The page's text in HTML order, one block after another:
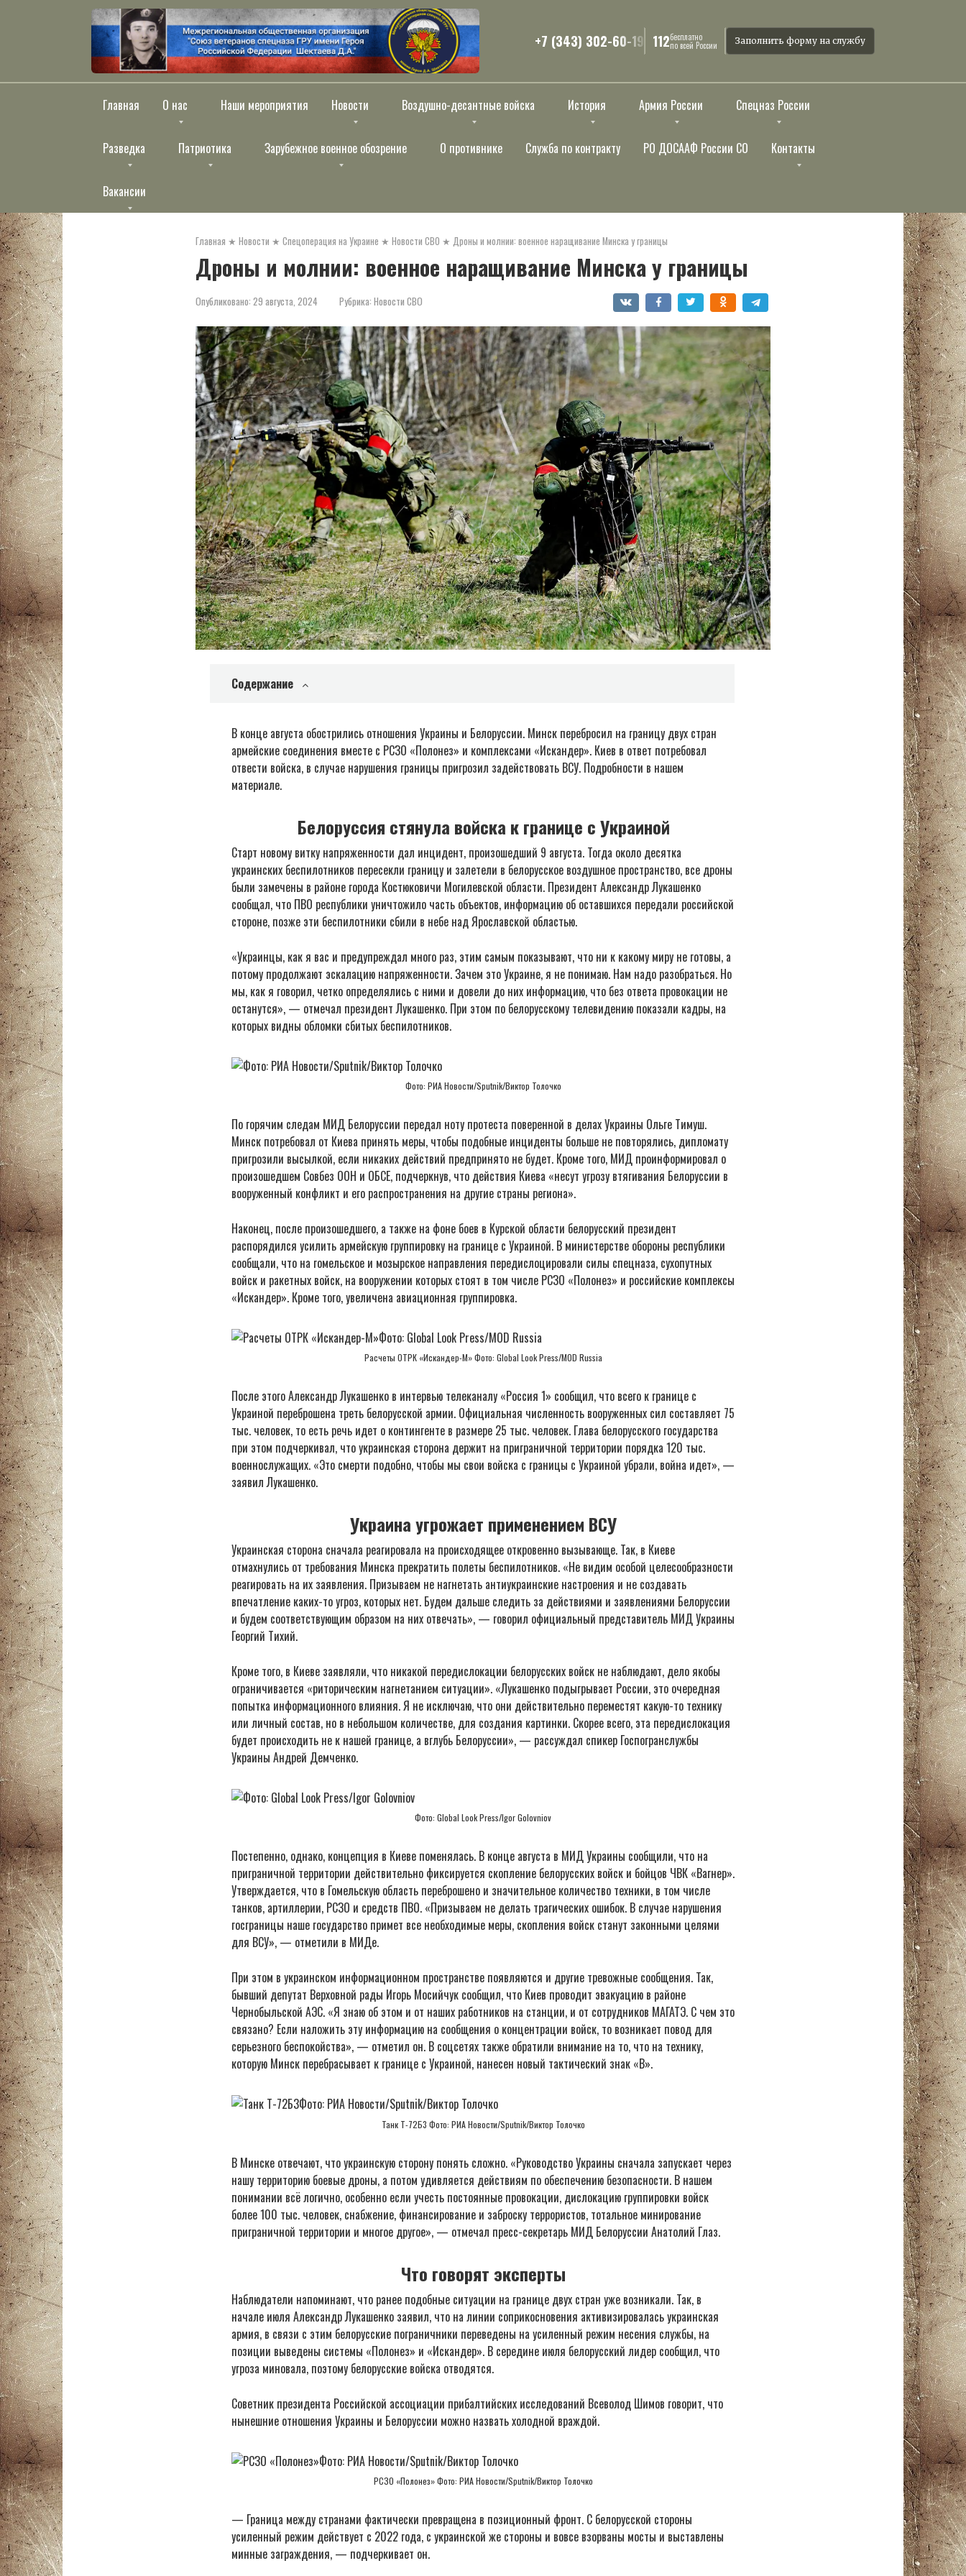
+7 (343) 302-60-19 112бесплатно
по всей России Заполнить форму на службу
Главная О нас Наши мероприятия Новости Воздушно-десантные войска История Армия России Спецназ России
Разведка Патриотика Зарубежное военное обозрение О противнике Служба по контракту РО ДОСААФ России СО Контакты
Вакансии
Главная ★ Новости ★ Спецоперация на Украине ★ Новости СВО ★ Дроны и молнии: военное наращивание Минска у границы
Дроны и молнии: военное наращивание Минска у границы
Опубликовано: 29 августа, 2024 Рубрика: Новости СВО
Содержание
В конце августа обострились отношения Украины и Белоруссии. Минск перебросил на границу двух стран
армейские соединения вместе с РСЗО «Полонез» и комплексами «Искандер». Киев в ответ потребовал
отвести войска, в случае нарушения границы пригрозил задействовать ВСУ. Подробности в нашем
материале.
Белоруссия стянула войска к границе с Украиной
Старт новому витку напряженности дал инцидент, произошедший 9 августа. Тогда около десятка
украинских беспилотников пересекли границу и залетели в белорусское воздушное пространство, все дроны
были замечены в районе города Костюковичи Могилевской области. Президент Александр Лукашенко
сообщал, что ПВО республики уничтожило часть объектов, информацию об оставшихся передали российской
стороне, позже эти беспилотники сбили в небе над Ярославской областью.
«Украинцы, как я вас и предупреждал много раз, этим самым показывают, что ни к какому миру не готовы, а
потому продолжают эскалацию напряженности. Зачем это Украине, я не понимаю. Нам надо разобраться. Но
мы, как я говорил, четко определялись с ними и довели до них информацию, что без ответа провокации не
останутся», — отмечал президент Лукашенко. При этом по белорусскому телевидению показали кадры, на
которых видны обломки сбитых беспилотников.
Фото: РИА Новости/Sputnik/Виктор Толочко
По горячим следам МИД Белоруссии передал ноту протеста поверенной в делах Украины Ольге Тимуш.
Минск потребовал от Киева принять меры, чтобы подобные инциденты больше не повторялись, дипломату
пригрозили высылкой, если никаких действий предпринято не будет. Кроме того, МИД проинформировал о
произошедшем Совбез ООН и ОБСЕ, подчеркнув, что действия Киева «несут угрозу втягивания Белоруссии в
вооруженный конфликт и его распространения на другие страны региона».
Наконец, после произошедшего, а также на фоне боев в Курской области белорусский президент
распорядился усилить армейскую группировку на границе с Украиной. В министерстве обороны республики
сообщали, что на гомельское и мозырское направления передислоцировали силы спецназа, сухопутных
войск и ракетных войск, на вооружении которых стоят в том числе РСЗО «Полонез» и российские комплексы
«Искандер». Кроме того, увеличена авиационная группировка.
Расчеты ОТРК «Искандер-М» Фото: Global Look Press/MOD Russia
После этого Александр Лукашенко в интервью телеканалу «Россия 1» сообщил, что всего к границе с
Украиной переброшена треть белорусской армии. Официальная численность вооруженных сил составляет 75
тыс. человек, то есть речь идет о контингенте в размере 25 тыс. человек. Глава белорусского государства
при этом подчеркивал, что украинская сторона держит на приграничной территории порядка 120 тыс.
военнослужащих. «Это смерти подобно, чтобы мы свои войска с границы с Украиной убрали, война идет», —
заявил Лукашенко.
Украина угрожает применением ВСУ
Украинская сторона сначала реагировала на происходящее откровенно вызывающе. Так, в Киеве
отмахнулись от требования Минска прекратить полеты беспилотников. «Не видим особой целесообразности
реагировать на их заявления. Призываем не нагнетать антиукраинские настроения и не создавать
впечатление каких-то угроз, которых нет. Будем дальше следить за действиями и заявлениями Белоруссии
и будем соответствующим образом на них отвечать», — говорил официальный представитель МИД Украины
Георгий Тихий.
Кроме того, в Киеве заявляли, что никакой передислокации белорусских войск не наблюдают, дело якобы
ограничивается «риторическим нагнетанием ситуации». «Лукашенко подыгрывает России, это очередная
попытка информационного влияния. Я не исключаю, что они действительно переместят какую-то технику
или личный состав, но в небольшом количестве, для создания картинки. Скорее всего, эта передислокация
будет происходить не к нашей границе, а вглубь Белоруссии», — рассуждал спикер Госпогранслужбы
Украины Андрей Демченко.
Фото: Global Look Press/Igor Golovniov
Постепенно, однако, концепция в Киеве поменялась. В конце августа в МИД Украины сообщили, что на
приграничной территории действительно фиксируется скопление белорусских войск и бойцов ЧВК «Вагнер».
Утверждается, что в Гомельскую область переброшено и значительное количество техники, в том числе
танков, артиллерии, РСЗО и средств ПВО. «Призываем не делать трагических ошибок. В случае нарушения
госграницы наше государство примет все необходимые меры, скопления войск станут законными целями
для ВСУ», — отметили в МИДе.
При этом в украинском информационном пространстве появляются и другие тревожные сообщения. Так,
бывший депутат Верховной рады Игорь Мосийчук сообщил, что Киев проводит эвакуацию в районе
Чернобыльской АЭС. «Я знаю об этом и от наших работников на станции, и от сотрудников МАГАТЭ. С чем это
связано? Если наложить эту информацию на сообщения о концентрации войск, то возникает повод для
серьезного беспокойства», — отметил он. В соцсетях также обратили внимание на то, что на технику,
которую Минск перебрасывает к границе с Украиной, нанесен новый тактический знак «B».
Танк Т-72Б3 Фото: РИА Новости/Sputnik/Виктор Толочко
В Минске отвечают, что украинскую сторону понять сложно. «Руководство Украины сначала запускает через
нашу территорию боевые дроны, а потом удивляется действиям по обеспечению безопасности. В нашем
понимании всё логично, особенно если учесть постоянные провокации, дислокацию группировки войск
более 100 тыс. человек, снабжение, финансирование и заброску террористов, тотальное минирование
приграничной территории и многое другое», — отмечал пресс-секретарь МИД Белоруссии Анатолий Глаз.
Что говорят эксперты
Наблюдатели напоминают, что ранее подобные ситуации на границе двух стран уже возникали. Так, в
начале июля Александр Лукашенко заявил, что на линии соприкосновения активизировалась украинская
армия, в связи с этим белорусские пограничники переведены на усиленный режим несения службы, на
позиции выведены системы «Полонез» и «Искандер». В середине июля белорусский лидер сообщил, что
угроза миновала, поэтому белорусские войска отводятся.
Советник президента Российской ассоциации прибалтийских исследований Всеволод Шимов говорит, что
нынешние отношения Украины и Белоруссии можно назвать холодной враждой.
РСЗО «Полонез» Фото: РИА Новости/Sputnik/Виктор Толочко
— Граница между странами фактически превращена в позиционный фронт. С белорусской стороны
усиленный режим действует с 2022 года, с украинской же стороны и вовсе взорваны мосты и выставлены
минные заграждения, — подчеркивает он.